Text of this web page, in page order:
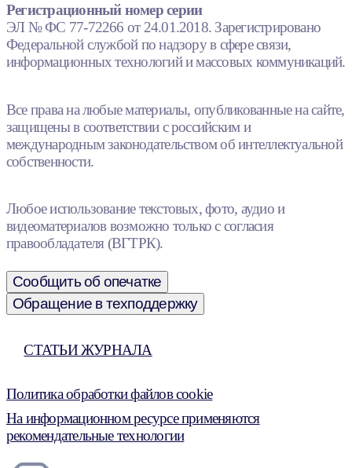
Регистрационный номер серии
ЭЛ № ФС 77-72266 от 24.01.2018. Зарегистрировано
Федеральной службой по надзору в сфере связи,
информационных технологий и массовых коммуникаций.
Все права на любые материалы, опубликованные на сайте,
защищены в соответствии с российским и
международным законодательством об интеллектуальной
собственности.
Любое использование текстовых, фото, аудио и
видеоматериалов возможно только с согласия
правообладателя (ВГТРК).
Сообщить об опечатке
Обращение в техподдержку
СТАТЬИ ЖУРНАЛА
Политика обработки файлов cookie
На информационном ресурсе применяются
рекомендательные технологии